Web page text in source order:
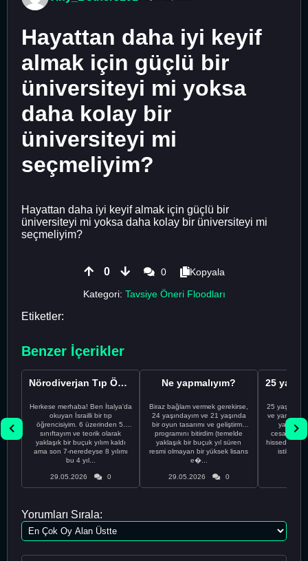
Hayattan daha iyi keyif
almak için güçlü bir
üniversiteyi mi yoksa
daha kolay bir
üniversiteyi mi
seçmeliyim?
Hayattan daha iyi keyif almak için güçlü bir
üniversiteyi mi yoksa daha kolay bir üniversiteyi mi
seçmeliyim?
0 0
Kopyala
Kategori: Tavsiye Öneri Floodları
Etiketler:
Benzer İçerikler
Nörodiverjan Tıp Öğrencisi Yeni Bir Yol Arıyor
Herkese merhaba! Ben İtalya'da
okuyan İsrailli bir tıp
öğrencisiyim. 6 üzerinden 5.
sınıftayım ve teorik olarak
yaklaşık bir buçuk yılım kaldı
ama son 7-neredeyse 8 yılımı
bu 4 yıl...
29.05.2026 0
Ne yapmalıyım?
Biraz bağlam vermek gerekirse,
24 yaşındayım ve 21 yaşında
bir oyun tasarımı ve geliştirme
programını bitirdim (temelde
yaklaşık bir buçuk yıl süren
resmi olmayan bir yüksek lisans
e�...
29.05.2026 0
25
ve yanlış
cesaretimin
Yorumları Sırala: